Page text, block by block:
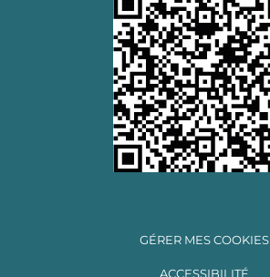
GÉRER MES COOKIES
ACCESSIBILITÉ